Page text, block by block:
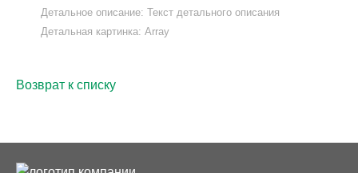
Детальное описание: Текст детального описания
Детальная картинка: Array
Возврат к списку